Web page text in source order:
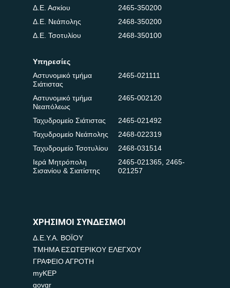
Δ.Ε. Ασκίου
2465-350200
Δ.Ε. Νεάπολης
2468-350200
Δ.Ε. Τσοτυλίου
2468-350100
Υπηρεσίες
Αστυνομικό τμήμα
Σιάτιστας
2465-021111
Αστυνομικό τμήμα
Νεαπόλεως
2465-002120
Ταχυδρομείο Σιάτιστας
2465-021492
Ταχυδρομείο Νεάπολης
2468-022319
Ταχυδρομείο Τσοτυλίου
2468-031514
Ιερά Μητρόπολη
Σισανίου & Σιατίστης
2465-021365, 2465-
021257
ΧΡΗΣΙΜΟΙ ΣΥΝΔΕΣΜΟΙ
Δ.Ε.Υ.Α. ΒΟΪΟΥ
ΤΜΗΜΑ ΕΣΩΤΕΡΙΚΟΥ ΕΛΕΓΧΟΥ
ΓΡΑΦΕΙΟ ΑΓΡΟΤΗ
myKEP
govgr